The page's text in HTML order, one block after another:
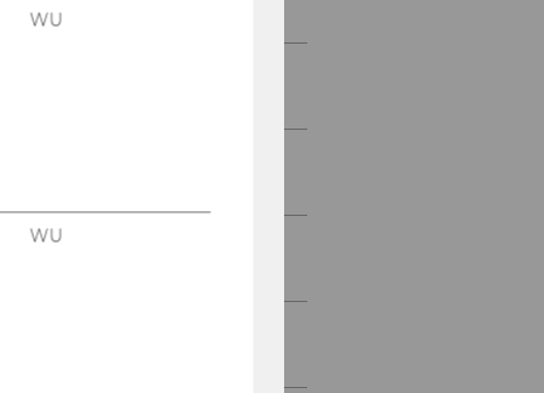
Moser
5. npoExpertTalk: Manfred
WU
WU